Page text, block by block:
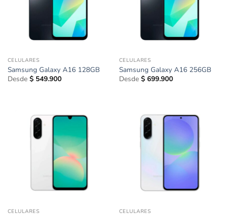
CELULARES
Samsung Galaxy A16 128GB
Desde $549.900
CELULARES
Samsung Galaxy A16 256GB
Desde $699.900
CELULARES CELULARES